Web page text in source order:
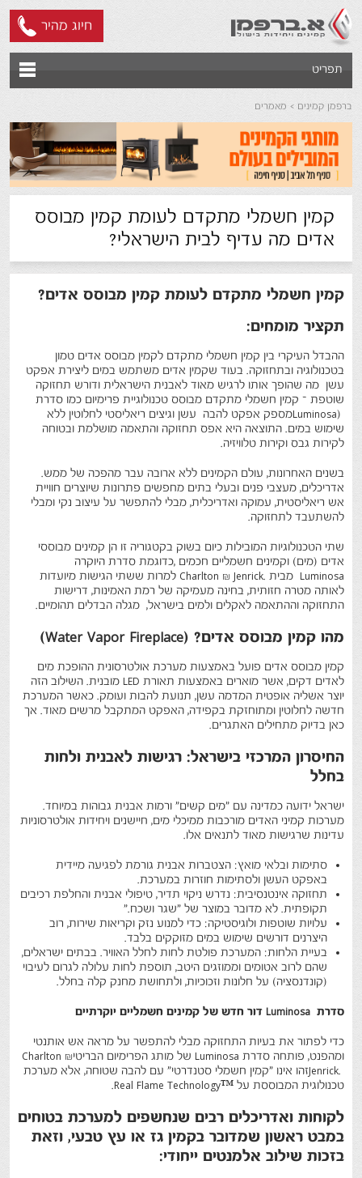
חיוג מהיר
תפריט
ברפמן קמינים מאמרים
קמין חשמלי מתקדם לעומת קמין מבוסס
אדים מה עדיף לבית הישראלי?
קמין חשמלי מתקדם לעומת קמין מבוסס אדים?
תקציר מומחים:
ההבדל העיקרי בין קמין חשמלי מתקדם לקמין מבוסס אדים טמון
בטכנולוגיה ובתחזוקה. בעוד שקמין אדים משתמש במים ליצירת אפקט
עשן מה שהופך אותו לרגיש מאוד לאבנית הישראלית ודורש תחזוקה
שוטפת – קמין חשמלי מתקדם מבוסס טכנולוגיית פרימיום כמו סדרת
Luminosa)מספק אפקט להבה עשן וגיצים ריאליסטי לחלוטין ללא
שימוש במים. התוצאה היא אפס תחזוקה והתאמה מושלמת ובטוחה
לקירות גבס וקירות טלוויזיה.
בשנים האחרונות, עולם הקמינים ללא ארובה עבר מהפכה של ממש.
אדריכלים, מעצבי פנים ובעלי בתים מחפשים פתרונות שיוצרים חוויית
אש ריאליסטית, עמוקה ואדריכלית, מבלי להתפשר על עיצוב נקי ומבלי
להשתעבד לתחזוקה.
שתי הטכנולוגיות המובילות כיום בשוק בקטגוריה זו הן קמינים מבוססי
אדים (מים) וקמינים חשמליים חכמים ,כדוגמת סדרת היוקרה
Luminosa מבית Charlton & Jenrick. למרות ששתי הגישות מיועדות
לאותה מטרה חזותית, בחינה מעמיקה של רמת האמינות, דרישות
התחזוקה וההתאמה לאקלים ולמים בישראל, מגלה הבדלים תהומיים.
מהו קמין מבוסס אדים(Water Vapor Fireplace) ?
קמין מבוסס אדים פועל באמצעות מערכת אולטרסונית ההופכת מים
לאדים דקים, אשר מוארים באמצעות תאורת LED מובנית. השילוב הזה
יוצר אשליה אופטית המדמה עשן, תנועת להבות ועומק. כאשר המערכת
חדשה לחלוטין ומתוחזקת בקפידה, האפקט המתקבל מרשים מאוד. אך
כאן בדיוק מתחילים האתגרים.
החיסרון המרכזי בישראל: רגישות לאבנית ולחות
בחלל
ישראל ידועה כמדינה עם "מים קשים" ורמות אבנית גבוהות במיוחד.
מערכות קמיני האדים מורכבות ממיכלי מים, חיישנים ויחידות אולטרסוניות
עדינות שרגישות מאוד לתנאים אלו.
סתימות ובלאי מואץ: הצטברות אבנית גורמת לפגיעה מיידית
באפקט העשן ולסתימות חוזרות במערכת.
תחזוקה אינטנסיבית: נדרש ניקוי תדיר, טיפולי אבנית והחלפת רכיבים
תקופתית. לא מדובר במוצר של "שגר ושכח".
עלויות שוטפות ולוגיסטיקה: כדי למנוע נזק וקריאות שירות, רוב
היצרנים דורשים שימוש במים מזוקקים בלבד.
בעיית הלחות: המערכת פולטת לחות לחלל האוויר. בבתים ישראלים,
שהם לרוב אטומים וממוזגים היטב, תוספת לחות עלולה לגרום לעיבוי
(קונדנסציה) על חלונות וזכוכיות, ולתחושת מחנק קלה בחלל.
סדרת Luminosa דור חדש של קמינים חשמליים יוקרתיים
כדי לפתור את בעיות התחזוקה מבלי להתפשר על מראה אש אותנטי
ומהפנט, פותחה סדרת Luminosa של מותג הפרימיום הבריטיCharlton &
Jenrick.זהו אינו "קמין חשמלי סטנדרטי" עם להבה שטוחה, אלא מערכת
טכנולוגית המבוססת על Real Flame Technology™
.
לקוחות ואדריכלים רבים שנחשפים למערכת בטוחים
במבט ראשון שמדובר בקמין גז או עץ טבעי, וזאת
בזכות שילוב אלמנטים ייחודי: